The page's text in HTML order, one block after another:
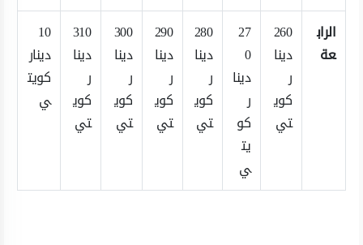
الراب
عة
260
دينا
ر
كوي
تي
27
0
دينا
ر
كو
يت
ي
280
دينا
ر
كوي
تي
290
دينا
ر
كوي
تي
300
دينا
ر
كوي
تي
310
دينا
ر
كوي
تي
10
دينار
كويت
ي